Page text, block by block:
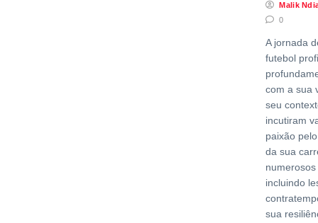
Malik
0
A jornada
futebol
com a sua
seu
incutiram
paixão
da sua
incluindo
sua